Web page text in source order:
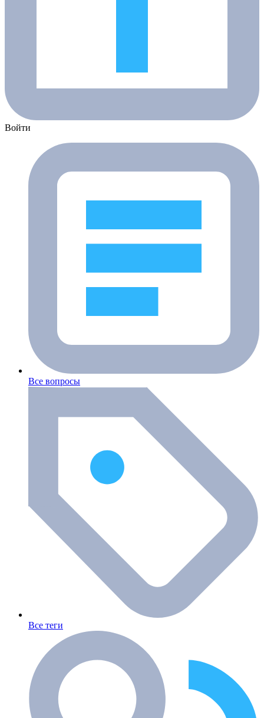
Войти
Все вопросы
Все теги